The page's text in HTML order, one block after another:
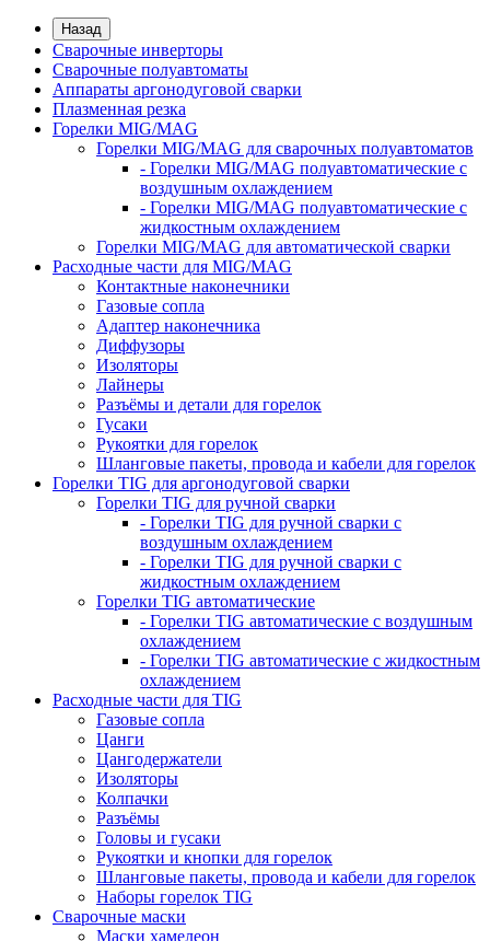
Назад
Сварочные инверторы
Сварочные полуавтоматы
Аппараты аргонодуговой сварки
Плазменная резка
Горелки MIG/MAG
Горелки MIG/MAG для сварочных полуавтоматов
- Горелки MIG/MAG полуавтоматические с
воздушным охлаждением
- Горелки MIG/MAG полуавтоматические с
жидкостным охлаждением
Горелки MIG/MAG для автоматической сварки
Расходные части для MIG/MAG
Контактные наконечники
Газовые сопла
Адаптер наконечника
Диффузоры
Изоляторы
Лайнеры
Разъёмы и детали для горелок
Гусаки
Рукоятки для горелок
Шланговые пакеты, провода и кабели для горелок
Горелки TIG для аргонодуговой сварки
Горелки TIG для ручной сварки
- Горелки TIG для ручной сварки с
воздушным охлаждением
- Горелки TIG для ручной сварки с
жидкостным охлаждением
Горелки TIG автоматические
- Горелки TIG автоматические с воздушным
охлаждением
- Горелки TIG автоматические с жидкостным
охлаждением
Расходные части для TIG
Газовые сопла
Цанги
Цангодержатели
Изоляторы
Колпачки
Разъёмы
Головы и гусаки
Рукоятки и кнопки для горелок
Шланговые пакеты, провода и кабели для горелок
Наборы горелок TIG
Сварочные маски
Маски хамелеон